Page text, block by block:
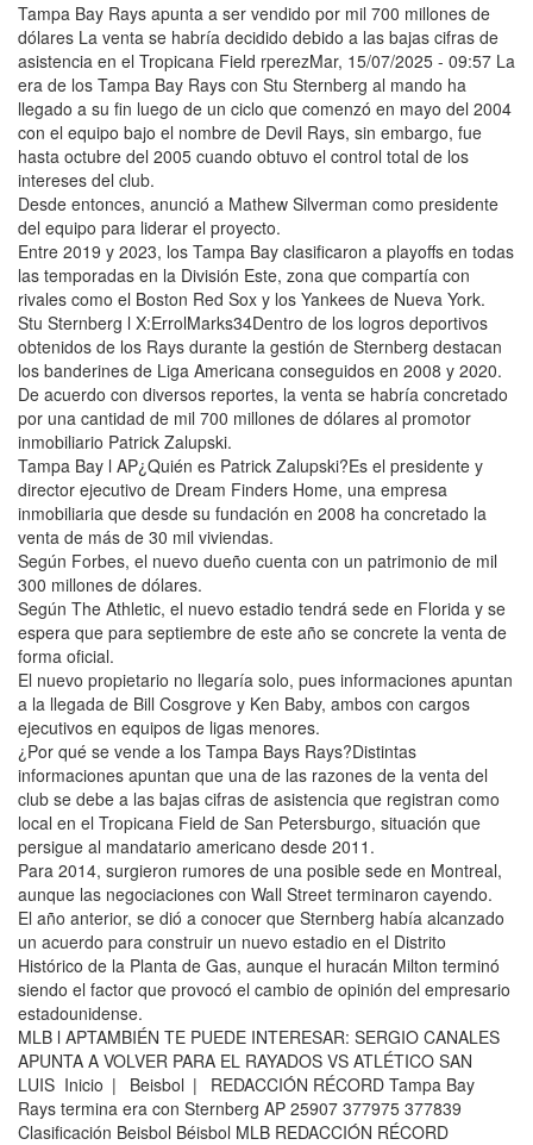
Tampa Bay Rays apunta a ser vendido por mil 700 millones de
dólares La venta se habría decidido debido a las bajas cifras de
asistencia en el Tropicana Field rperezMar, 15/07/2025 - 09:57 La
era de los Tampa Bay Rays con Stu Sternberg al mando ha
llegado a su fin luego de un ciclo que comenzó en mayo del 2004
con el equipo bajo el nombre de Devil Rays, sin embargo, fue
hasta octubre del 2005 cuando obtuvo el control total de los
intereses del club.
Desde entonces, anunció a Mathew Silverman como presidente
del equipo para liderar el proyecto.
Entre 2019 y 2023, los Tampa Bay clasificaron a playoffs en todas
las temporadas en la División Este, zona que compartía con
rivales como el Boston Red Sox y los Yankees de Nueva York.
Stu Sternberg l X:ErrolMarks34Dentro de los logros deportivos
obtenidos de los Rays durante la gestión de Sternberg destacan
los banderines de Liga Americana conseguidos en 2008 y 2020.
De acuerdo con diversos reportes, la venta se habría concretado
por una cantidad de mil 700 millones de dólares al promotor
inmobiliario Patrick Zalupski.
Tampa Bay l AP¿Quién es Patrick Zalupski?Es el presidente y
director ejecutivo de Dream Finders Home, una empresa
inmobiliaria que desde su fundación en 2008 ha concretado la
venta de más de 30 mil viviendas.
Según Forbes, el nuevo dueño cuenta con un patrimonio de mil
300 millones de dólares.
Según The Athletic, el nuevo estadio tendrá sede en Florida y se
espera que para septiembre de este año se concrete la venta de
forma oficial.
El nuevo propietario no llegaría solo, pues informaciones apuntan
a la llegada de Bill Cosgrove y Ken Baby, ambos con cargos
ejecutivos en equipos de ligas menores.
¿Por qué se vende a los Tampa Bays Rays?Distintas
informaciones apuntan que una de las razones de la venta del
club se debe a las bajas cifras de asistencia que registran como
local en el Tropicana Field de San Petersburgo, situación que
persigue al mandatario americano desde 2011.
Para 2014, surgieron rumores de una posible sede en Montreal,
aunque las negociaciones con Wall Street terminaron cayendo.
El año anterior, se dió a conocer que Sternberg había alcanzado
un acuerdo para construir un nuevo estadio en el Distrito
Histórico de la Planta de Gas, aunque el huracán Milton terminó
siendo el factor que provocó el cambio de opinión del empresario
estadounidense.
MLB l APTAMBIÉN TE PUEDE INTERESAR: SERGIO CANALES
APUNTA A VOLVER PARA EL RAYADOS VS ATLÉTICO SAN
LUIS Inicio | Beisbol | REDACCIÓN RÉCORD Tampa Bay
Rays termina era con Sternberg AP 25907 377975 377839
Clasificación Beisbol Béisbol MLB REDACCIÓN RÉCORD